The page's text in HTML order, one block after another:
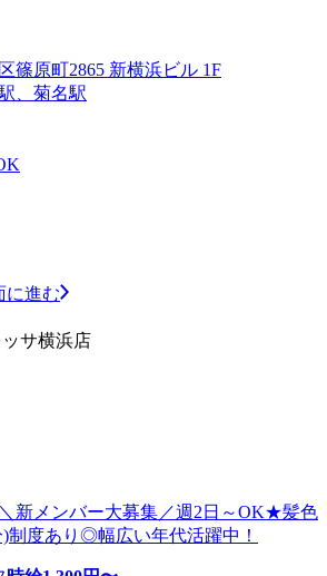
篠原町2865 新横浜ビル 1F
、菊名駅
に進む
サ横浜店
＼新メンバー大募集／週2日～OK★髪色
度あり◎幅広い年代活躍中！